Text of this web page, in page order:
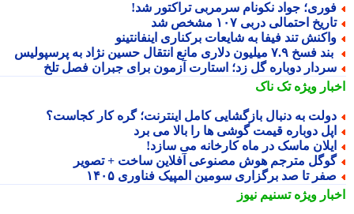
جواد نکونام سرمربی تراکتور شد!
احتمالی دربی ۱۰۷ مشخص شد
تند فیفا به شایعات برکناری اینفانتینو
۷.۹ میلیون دلاری مانع انتقال حسین نژاد به پرسپولیس
دوباره گل زد؛ استارت آزمون برای جبران فصل تلخ
ویژهتک ناک
به دنبال بازگشایی کامل اینترنت؛ گره کار کجاست؟
دوباره قیمت گوشی ها را بالا می برد
ماسک در ماه کارخانه می سازد!
مترجم هوش مصنوعی آفلاین ساخت + تصویر
تا صد برگزاری سومین المپیک فناوری ۱۴۰۵
ویژهتسنیم نیوز